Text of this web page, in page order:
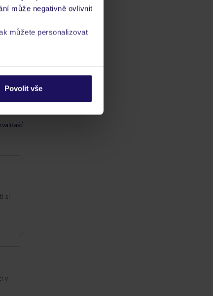
může negativně ovlivnit
můžete personalizovat
ochrany
Povolit vše
si
v